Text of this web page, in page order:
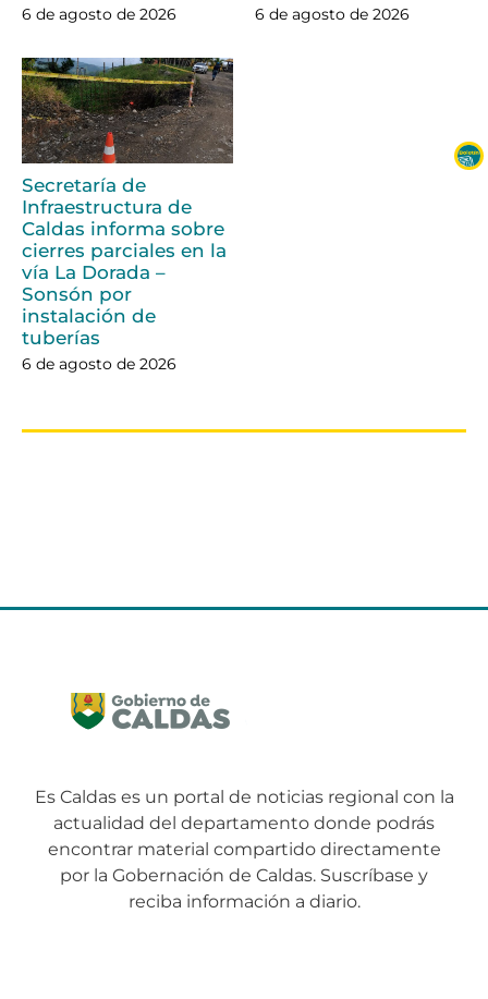
6 de agosto de 2026 6 de agosto de 2026
Secretaría de
Infraestructura de
Caldas informa sobre
cierres parciales en la
vía La Dorada –
Sonsón por
instalación de
tuberías
6 de agosto de 2026
Es Caldas es un portal de noticias regional con la
actualidad del departamento donde podrás
encontrar material compartido directamente
por la Gobernación de Caldas. Suscríbase y
reciba información a diario.